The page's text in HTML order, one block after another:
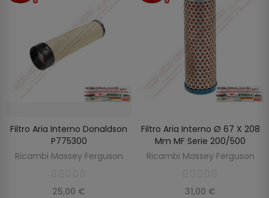
AGGIUNGI AL CARRELLO
Filtro Aria Interno Donaldson
P775300
Ricambi Massey Ferguson
25,00 €
SCOPRIRE
Filtro Aria Interno Ø 67 X 208
Mm MF Serie 200/500
Ricambi Massey Ferguson
31,00 €